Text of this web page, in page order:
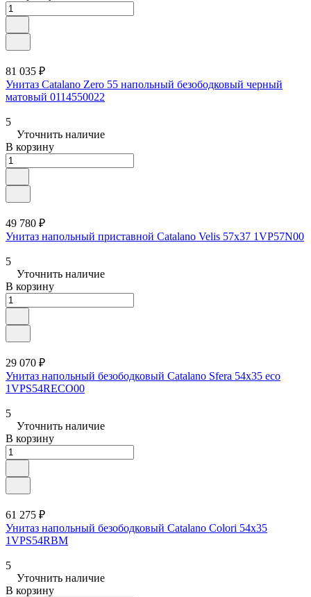
81 035 ₽
Унитаз Catalano Zero 55 напольный безободковый черный
матовый 0114550022
5
Уточнить наличие
В корзину
49 780 ₽
Унитаз напольный приставной Catalano Velis 57x37 1VP57N00
5
Уточнить наличие
В корзину
29 070 ₽
Унитаз напольный безободковый Catalano Sfera 54x35 eco
1VPS54RECO00
5
Уточнить наличие
В корзину
61 275 ₽
Унитаз напольный безободковый Catalano Colori 54x35
1VPS54RBM
5
Уточнить наличие
В корзину